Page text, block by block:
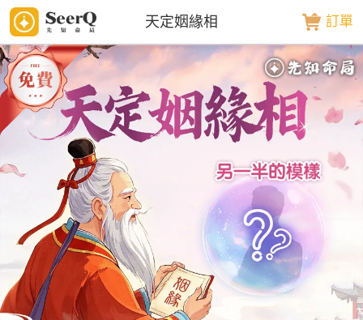
天定姻緣相 訂單